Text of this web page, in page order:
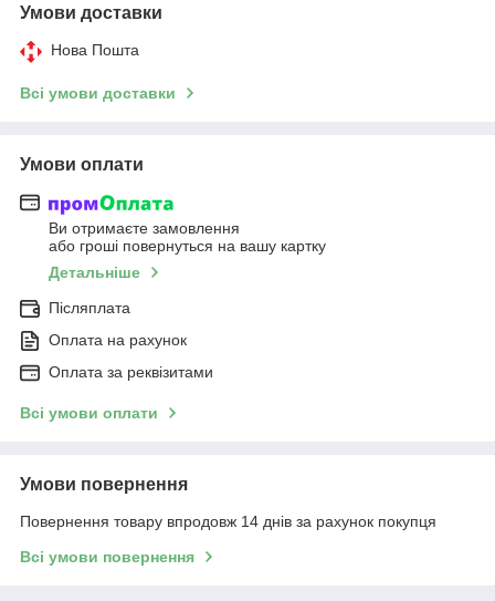
Умови доставки
Нова Пошта
Всі умови доставки
Умови оплати
Ви отримаєте замовлення
або гроші повернуться на вашу картку
Детальніше
Післяплата
Оплата на рахунок
Оплата за реквізитами
Всі умови оплати
Умови повернення
Повернення товару впродовж 14 днів за рахунок покупця
Всі умови повернення